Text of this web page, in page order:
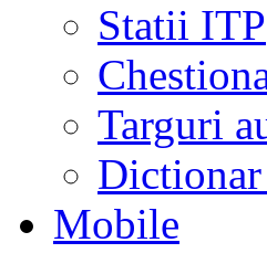
Statii ITP
Targuri
Mobile